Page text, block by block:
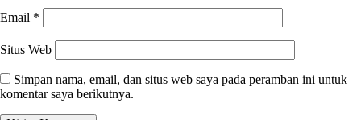
Email *
Situs Web
Simpan nama, email, dan situs web saya pada peramban ini untuk
komentar saya berikutnya.